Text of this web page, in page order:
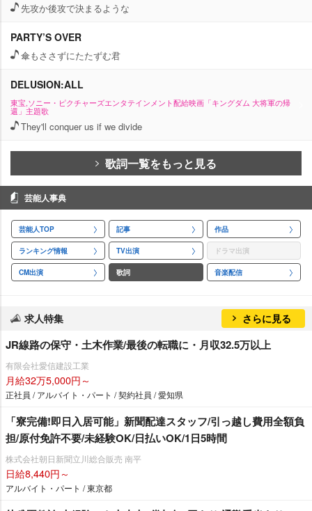
先攻か後攻で決まるような
PARTY’S OVER
傘もささずにたたずむ君
DELUSION:ALL
東宝,ソニー・ピクチャーズエンタテインメント配給映画「キングダム 大将軍の帰
還」主題歌
They'll conquer us if we divide
歌詞一覧をもっと見る
芸能人事典
芸能人TOP 記事 作品
ランキング情報 TV出演 ドラマ出演
CM出演 歌詞 音楽配信
求人特集 さらに見る
JR線路の保守・土木作業/最後の転職に・月収32.5万以上
有限会社愛信建設工業
月給32万5,000円～
正社員 / アルバイト・パート / 契約社員 / 愛知県
「寮完備!即日入居可能」新聞配達スタッフ/引っ越し費用全額負
担/原付免許不要/未経験OK/日払いOK/1日5時間
株式会社朝日新聞立川総合販売 南平
日給8,440円～
アルバイト・パート / 東京都